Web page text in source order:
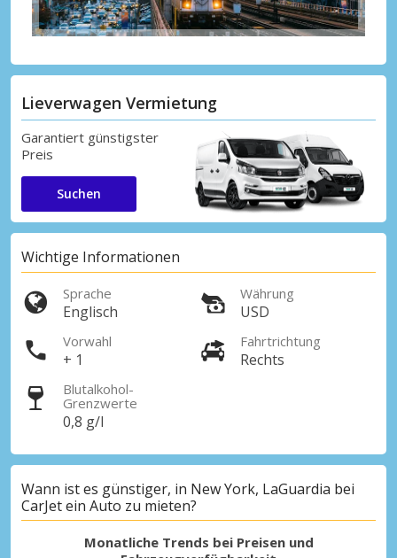
Lieverwagen Vermietung
Garantiert günstigster
Preis
Suchen
Wichtige Informationen
Sprache
Englisch
Währung
USD
Vorwahl
+ 1
Fahrtrichtung
Rechts
Blutalkohol-
Grenzwerte
0,8 g/l
Wann ist es günstiger, in New York, LaGuardia bei
CarJet ein Auto zu mieten?
Monatliche Trends bei Preisen und